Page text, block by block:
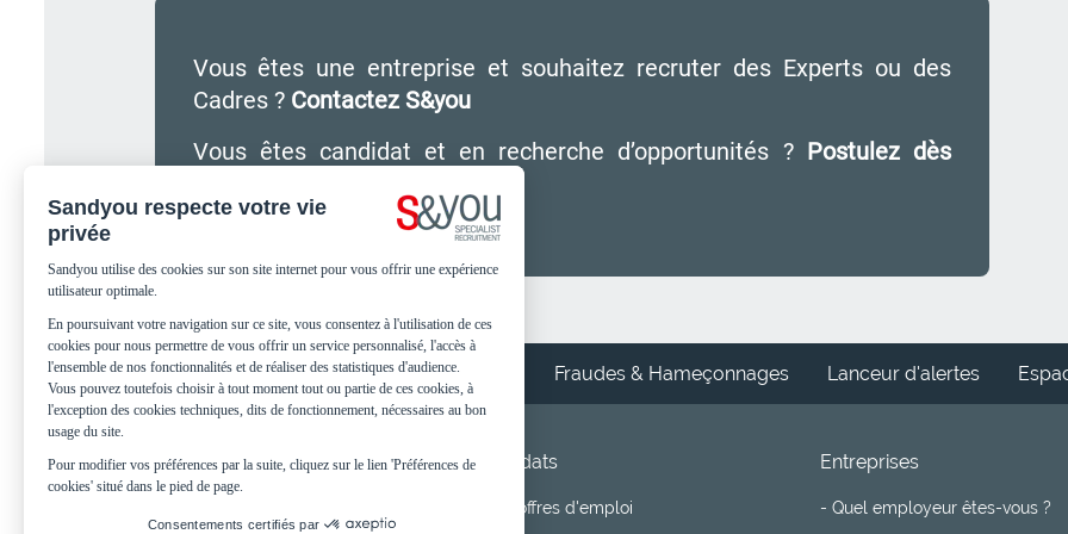
Vous êtes une entreprise et souhaitez recruter des Experts ou des
Cadres ? Contactez S&you
Vous êtes candidat et en recherche d’opportunités ? Postulez dès
Footer
menu
Mentions légales Protection des Données Fraudes & Hameçonnages Lanceur d'alertes
Footer
plan:
S&you
S&you
Footer
Candidats
- Nos offres d'emploi
Footer
Entreprises
Entreprises
- Quel employeur êtes-vous ?